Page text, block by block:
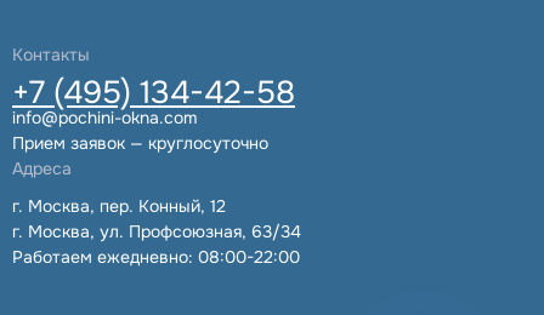
Контакты
+7 (495) 134-42-58
info@pochini-okna.com
Прием заявок — круглосуточно
Адреса
г. Москва, пер. Конный, 12
г. Москва, ул. Профсоюзная, 63/34
Работаем ежедневно: 08:00-22:00